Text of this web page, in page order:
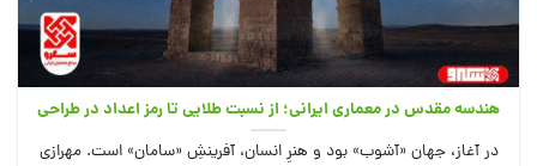
هندسه مقدس در معماری ایرانی؛ از نسبت طلایی تا رمز اعداد در طراحی
فضایی
در آغاز، جهان «آشوب» بود و هنرِ انسان، آفرینشِ «سامان» است. مهرازی